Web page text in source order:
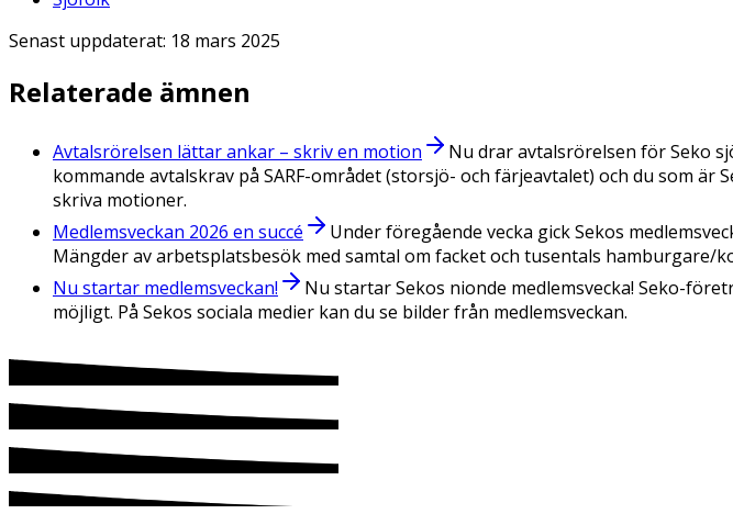
Senast uppdaterat: 18 mars 2025
Relaterade ämnen
Avtalsrörelsen lättar ankar – skriv en motion
Nu drar avtalsrörelsen för Seko
kommande avtalskrav på SARF-området (storsjö- och färjeavtalet) och du som
skriva motioner.
Medlemsveckan 2026 en succé
Under föregående vecka gick Sekos
Mängder av arbetsplatsbesök med samtal om facket och tusentals
Nu startar medlemsveckan!
Nu startar Sekos nionde medlemsvecka! Seko-
möjligt. På Sekos sociala medier kan du se bilder från medlemsveckan.